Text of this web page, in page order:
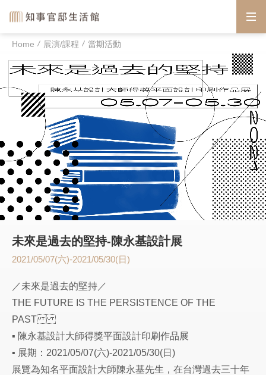
Home 展演/課程 當期活動
未來是過去的堅持-陳永基設計展
2021/05/07(六)-2021/05/30(日)
／未來是過去的堅持 ／
THE FUTURE IS THE PERSISTENCE OF THE
PAST
▪ 陳永基設計大師得獎平面設計印刷作品展
▪ 展期：2021/05/07(六)-2021/05/30(日)
展覽為知名平面設計大師陳永基先生，在台灣過去三十年